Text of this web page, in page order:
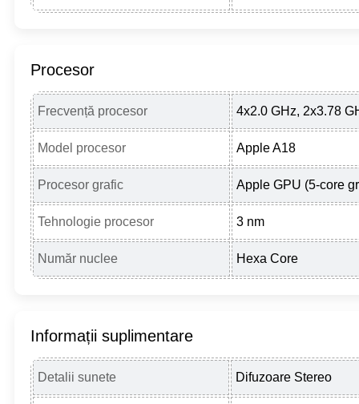
Procesor
Frecvență procesor 4x2.0 GHz, 2x3.78
Model procesor Apple A18
Procesor grafic Apple GPU (5-core
Tehnologie procesor 3 nm
Număr nuclee Hexa Core
Informații suplimentare
Detalii sunete Difuzoare Stereo